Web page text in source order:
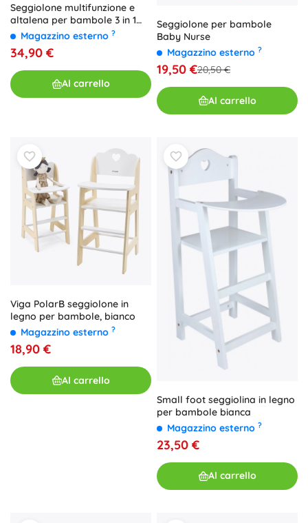
Seggiolone multifunzione e
altalena per bambole 3 in 1
Verona
Magazzino esterno ?
34,90 €
Al carrello
Seggiolone per bambole
Baby Nurse
Magazzino esterno ?
19,50 €20,50 €
Al carrello
Viga PolarB seggiolone in
legno per bambole, bianco
Magazzino esterno ?
18,90 €
Al carrello
Small foot seggiolina in legno
per bambole bianca
Magazzino esterno ?
23,50 €
Al carrello